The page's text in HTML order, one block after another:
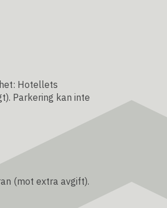
Hotellets
Parkering kan inte
(mot extra avgift).